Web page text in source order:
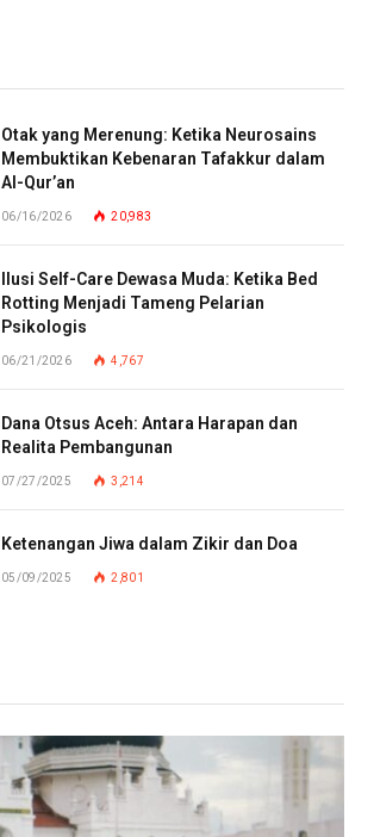
Otak yang Merenung: Ketika Neurosains
Membuktikan Kebenaran Tafakkur dalam
Al-Qur’an
06/16/2026 20,983
Ilusi Self-Care Dewasa Muda: Ketika Bed
Rotting Menjadi Tameng Pelarian
Psikologis
06/21/2026 4,767
Dana Otsus Aceh: Antara Harapan dan
Realita Pembangunan
07/27/2025 3,214
Ketenangan Jiwa dalam Zikir dan Doa
05/09/2025 2,801